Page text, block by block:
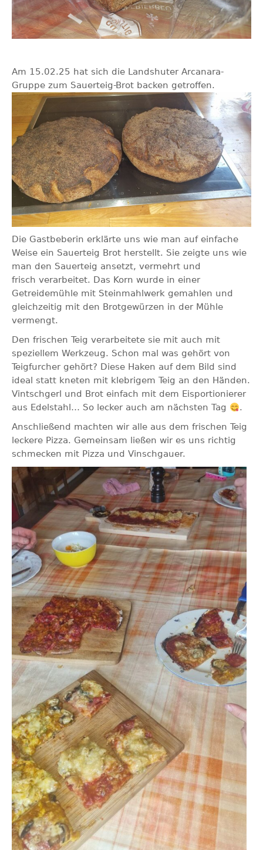
Am 15.02.25 hat sich die Landshuter Arcanara-
Gruppe zum Sauerteig-Brot backen getroffen.
Die Gastbeberin erklärte uns wie man auf einfache
Weise ein Sauerteig Brot herstellt. Sie zeigte uns wie
man den Sauerteig ansetzt, vermehrt und
frisch verarbeitet. Das Korn wurde in einer
Getreidemühle mit Steinmahlwerk gemahlen und
gleichzeitig mit den Brotgewürzen in der Mühle
vermengt.
Den frischen Teig verarbeitete sie mit auch mit
speziellem Werkzeug. Schon mal was gehört von
Teigfurcher gehört? Diese Haken auf dem Bild sind
ideal statt kneten mit klebrigem Teig an den Händen.
Vintschgerl und Brot einfach mit dem Eisportionierer
aus Edelstahl… So lecker auch am nächsten Tag
.
Anschließend machten wir alle aus dem frischen Teig
leckere Pizza. Gemeinsam
ließen wir es uns richtig
schmecken mit Pizza und Vinschgauer.